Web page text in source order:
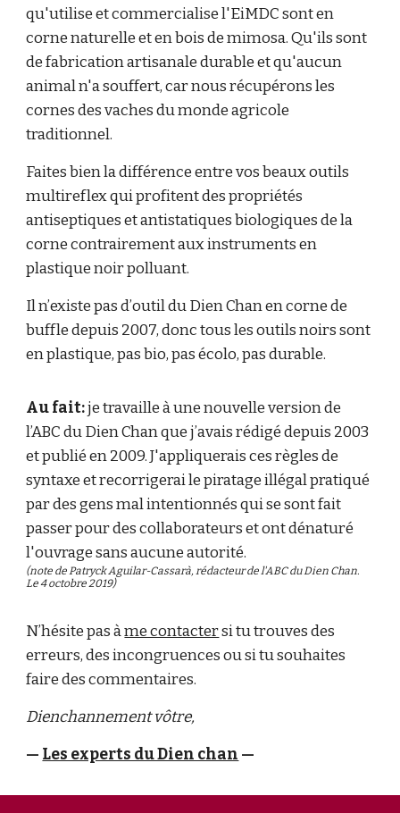
qu'utilise et commercialise l'EiMDC sont en
corne naturelle et en bois de mimosa. Qu'ils sont
de fabrication artisanale durable et qu'aucun
animal n'a souffert, car nous récupérons les
cornes des vaches du monde agricole
traditionnel.
Faites bien la différence entre vos beaux outils
multireflex qui profitent des propriétés
antiseptiques et antistatiques biologiques de la
corne contrairement aux instruments en
plastique noir polluant.
Il n’existe pas d’outil du Dien Chan en corne de
buffle depuis 2007, donc tous les outils noirs sont
en plastique, pas bio, pas écolo, pas durable.
Au fait:je travaille à une nouvelle version de
l’ABC du Dien Chan que j’avais rédigé depuis 2003
et publié en 2009. J'appliquerais ces règles de
syntaxe et recorrigerai le piratage illégal pratiqué
par des gens mal intentionnés qui se sont fait
passer pour des collaborateurs et ont dénaturé
l'ouvrage sans aucune autorité.
(note de Patryck Aguilar-Cassarà, rédacteur de l'ABC du Dien Chan.
Le 4 octobre 2019)
N’hésite pas àme contactersi tu trouves des
erreurs, des incongruences ou si tu souhaites
faire des commentaires.
Dienchannement vôtre,
— Les experts du Dien chan —